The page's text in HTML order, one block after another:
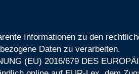
Informationen zu den
Daten zu verarbeiten.
(EU) 2016/679 DES